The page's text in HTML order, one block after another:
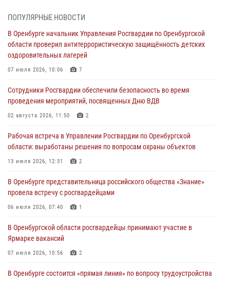
28 июля 2026, 09:41 1
Росгвардейцы обеспечили правопорядок на праздновании Дня
ВМФ в Оренбурге
27 июля 2026, 14:36 2
жизненной ситуации (ВИДЕО)
26 июля 2026, 14:45
образовательных учреждений к новому учебному году
24 июля 2026, 12:25
проведён рейд по строительным объектам
23 июля 2026, 10:47
ПОПУЛЯРНЫЕ НОВОСТИ
В Оренбурге начальник Управления Росгвардии по Оренбургской
области проверил антитеррористическую защищённость детских
оздоровительных лагерей
07 июля 2026, 10:06 7
Сотрудники Росгвардии обеспечили безопасность во время
проведения мероприятий, посвященных Дню ВДВ
02 августа 2026, 11:50 2
Рабочая встреча в Управлении Росгвардии по Оренбургской
области: выработаны решения по вопросам охраны объектов
13 июля 2026, 12:31 2
В Оренбурге представительница российского общества «Знание»
провела встречу с росгвардейцами
06 июля 2026, 07:40 1
В Оренбургской области росгвардейцы принимают участие в
Ярмарке вакансий
07 июля 2026, 10:56 2
В Оренбурге состоится «прямая линия» по вопросу трудоустройства